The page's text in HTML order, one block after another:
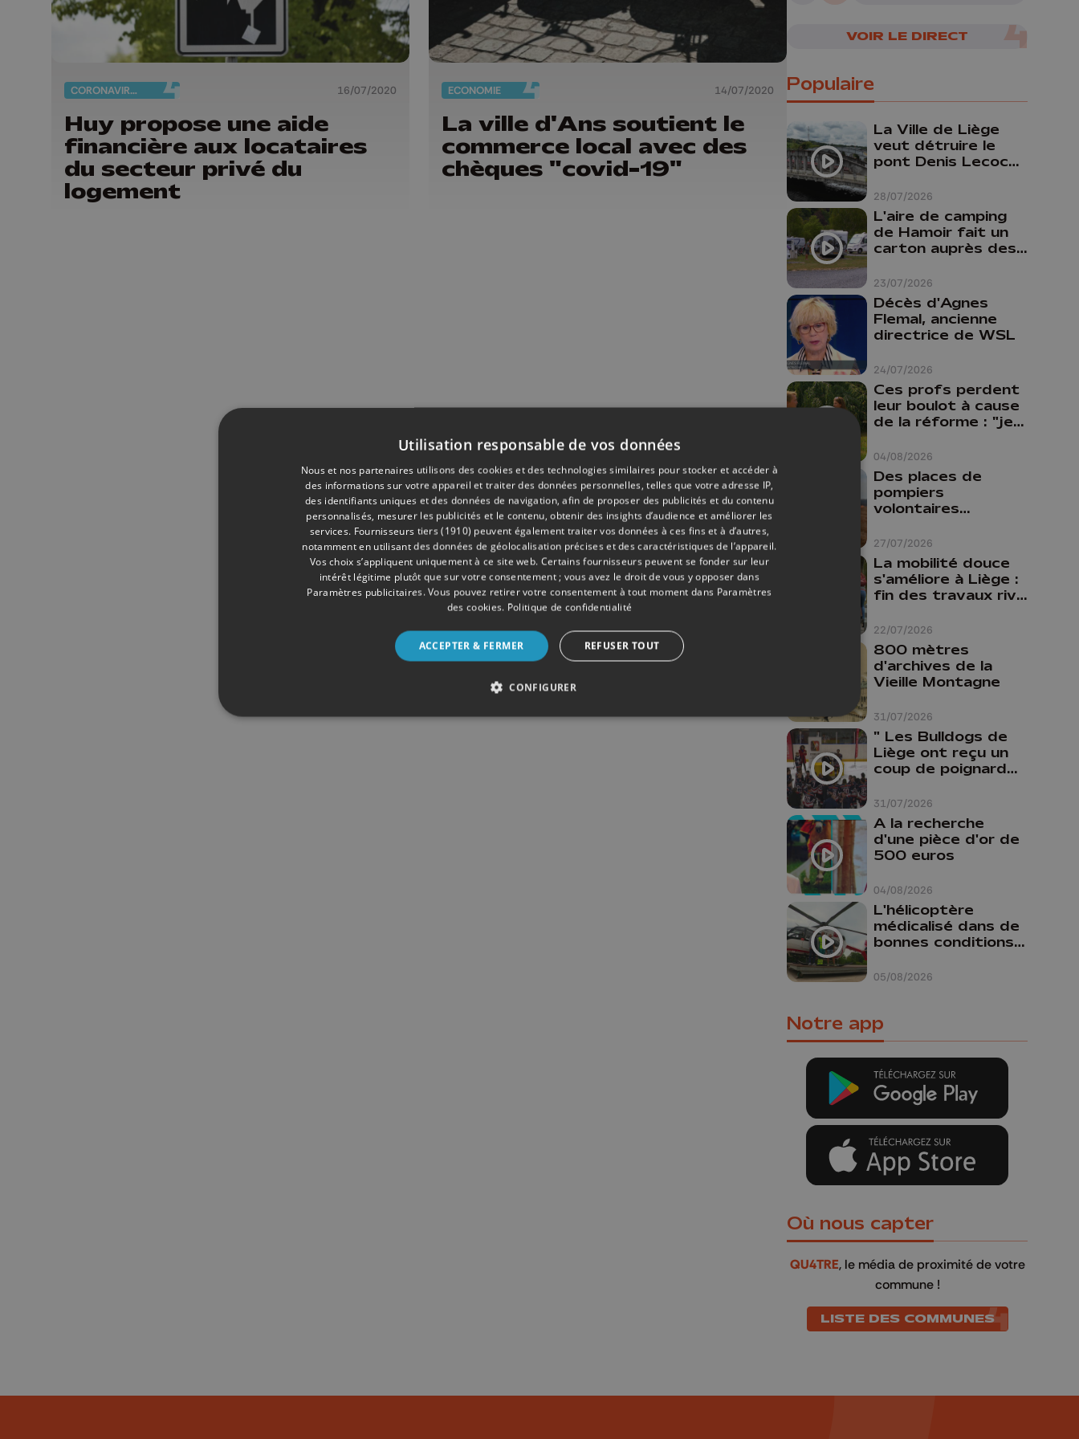
CORONAVIRUS 16/07/2020
Huy propose une aide
financière aux locataires
du secteur privé du
logement
ECONOMIE 14/07/2020
La ville d'Ans soutient le
commerce local avec des
chèques "covid-19"
VOIR LE DIRECT
Populaire
28/07/2026
La Ville de Liège
veut détruire le
pont Denis Lecocq
budget pour le
faire
23/07/2026
L'aire de camping
de Hamoir fait un
carton auprès des
24/07/2026
Décès d'Agnes
Flemal, ancienne
directrice de WSL
04/08/2026
Ces profs perdent
leur boulot à cause
de la réforme : "je
comme prof que
comme
pharmacienne"
27/07/2026
Des places de
pompiers
volontaires
province de Liège :
"Un citoyen qui
n'est formé ne
peut pas nous
aider"
22/07/2026
La mobilité douce
s'améliore à Liège :
fin des travaux rive
cyclo-piétonnes
Avroy et
Guillemins...
31/07/2026
800 mètres
d'archives de la
Vieille Montagne
31/07/2026
" Les Bulldogs de
Liège ont reçu un
coup de poignard
04/08/2026
A la recherche
d'une pièce d'or de
500 euros
05/08/2026
L'hélicoptère
médicalisé dans de
bonnes conditions à
Notre app
Où nous capter
QU4TRE, le média de proximité de votre
commune !
LISTE DES COMMUNES
Utilisation responsable de vos données
Nous et nos partenaires utilisons des cookies et des technologies similaires pour stocker et accéder à
des informations sur votre appareil et traiter des données personnelles, telles que votre adresse IP,
des identifiants uniques et des données de navigation, afin de proposer des publicités et du contenu
personnalisés, mesurer les publicités et le contenu, obtenir des insights d’audience et améliorer les
services. Fournisseurs tiers (1910) peuvent également traiter vos données à ces fins et à d’autres,
notamment en utilisant des données de géolocalisation précises et des caractéristiques de l’appareil.
Vos choix s’appliquent uniquement à ce site web. Certains fournisseurs peuvent se fonder sur leur
intérêt légitime plutôt que sur votre consentement ; vous avez le droit de vous y opposer dans
Paramètres publicitaires. Vous pouvez retirer votre consentement à tout moment dans Paramètres
des cookies. Politique de confidentialité
ACCEPTER & FERMER REFUSER TOUT
CONFIGURER